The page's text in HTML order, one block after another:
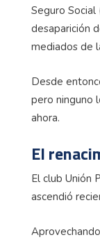
Seguro Social
desaparición
mediados de
Desde
pero ninguno
ahora.
El
El club Unión
ascendió